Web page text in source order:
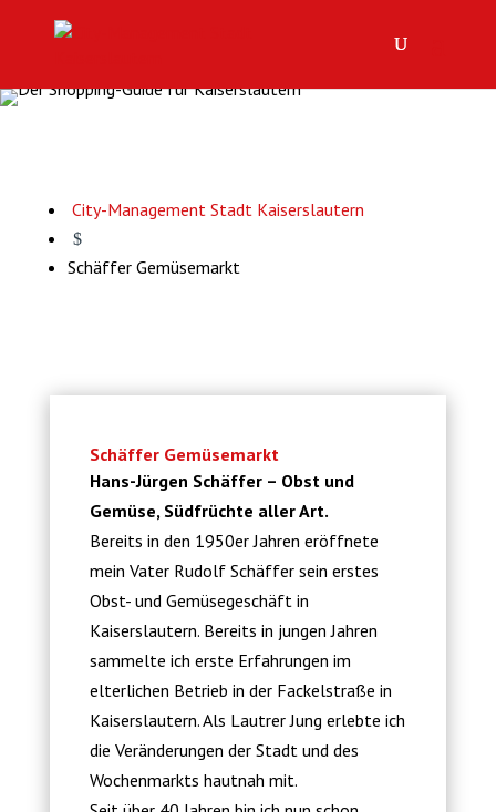
City-Management Stadt Kaiserslautern
$
Schäffer Gemüsemarkt
Schäffer Gemüsemarkt
Hans-Jürgen Schäffer – Obst und
Gemüse, Südfrüchte aller Art.
Bereits in den 1950er Jahren eröffnete
mein Vater Rudolf Schäffer sein erstes
Obst- und Gemüsegeschäft in
Kaiserslautern. Bereits in jungen Jahren
sammelte ich erste Erfahrungen im
elterlichen Betrieb in der Fackelstraße in
Kaiserslautern. Als Lautrer Jung erlebte ich
die Veränderungen der Stadt und des
Wochenmarkts hautnah mit.